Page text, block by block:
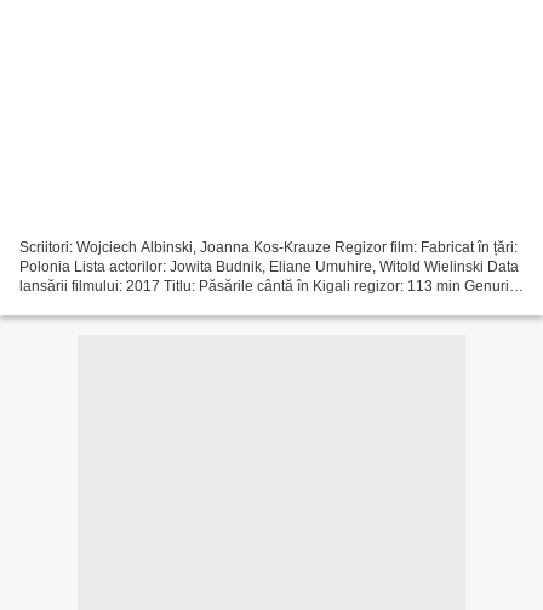
Scriitori: Wojciech Albinski, Joanna Kos-Krauze Regizor film: Fabricat în țări:
Polonia Lista actorilor: Jowita Budnik, Eliane Umuhire, Witold Wielinski Data
lansării filmului: 2017 Titlu: Păsările cântă în Kigali regizor: 113 min Genuri: